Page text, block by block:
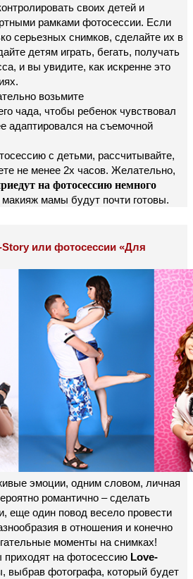
своих детей и
рамками фотосессии. Если
серьезных снимков, сделайте их в
детям играть, бегать, получать
и вы увидите, как искренне это
возьмите
чада, чтобы ребенок чувствовал
адаптировался на съемочной
с детьми, рассчитывайте,
не менее 2х часов. Желательно,
на фотосессию немного
макияж мамы будут почти готовы.
Story или фотосессии «Для
эмоции, одним словом, личная
романтично – сделать
еще один повод весело провести
в отношения и конечно
моменты на снимках!
приходят на фотосессию Love-
выбрав фотографа, который будет